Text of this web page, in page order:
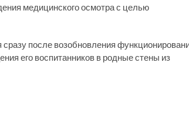
медицинского осмотра с целью
после возобновления
его воспитанников в родные стены из